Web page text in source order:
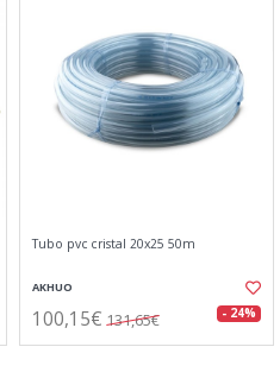
Tubo pvc cristal 20x25 50m
AKHUO
100,15€ 131,65€ - 24%